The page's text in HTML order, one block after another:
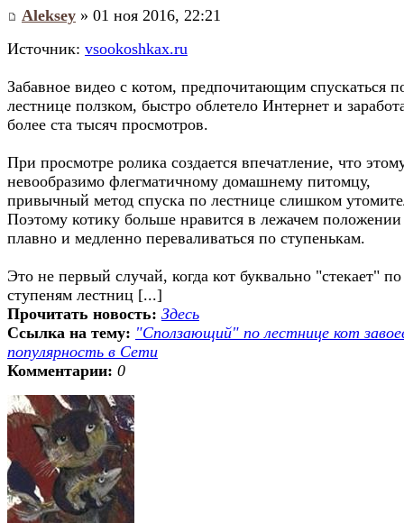
Aleksey » 01 ноя 2016, 22:21
Источник: vsookoshkax.ru
Забавное видео с котом, предпочитающим спускаться
лестнице ползком, быстро облетело Интернет и
более ста тысяч просмотров.
При просмотре ролика создается впечатление, что
невообразимо флегматичному домашнему питомцу,
привычный метод спуска по лестнице слишком
Поэтому котику больше нравится в лежачем положении
плавно и медленно переваливаться по ступенькам.
Это не первый случай, когда кот буквально "стекает" по
ступеням лестниц [...]
Прочитать новость: Здесь
Ссылка на тему: "Сползающий" по лестнице кот
популярность в Сети
Комментарии: 0